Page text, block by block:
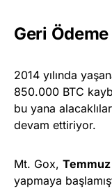
Geri
2014 yılında
850.000 BTC
bu yana
devam ettiriyor.
Mt. Gox,
yapmaya